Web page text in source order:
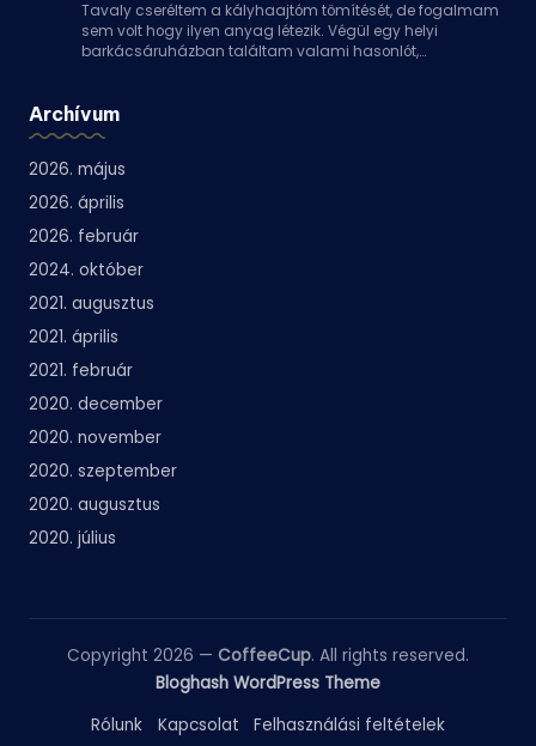
Tavaly cseréltem a kályhaajtóm tömítését, de fogalmam
sem volt hogy ilyen anyag létezik. Végül egy helyi
barkácsáruházban találtam valami hasonlót,…
Archívum
2026. május
2026. április
2026. február
2024. október
2021. augusztus
2021. április
2021. február
2020. december
2020. november
2020. szeptember
2020. augusztus
2020. július
Copyright 2026 — CoffeeCup. All rights reserved.
Bloghash WordPress Theme
Rólunk
Kapcsolat Felhasználási feltételek